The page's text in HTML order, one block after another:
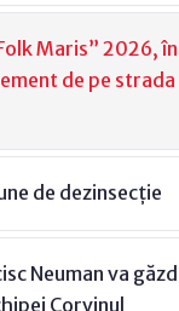
Maris” 2026, în
de pe strada
de dezinsecție
Neuman va
Corvinul